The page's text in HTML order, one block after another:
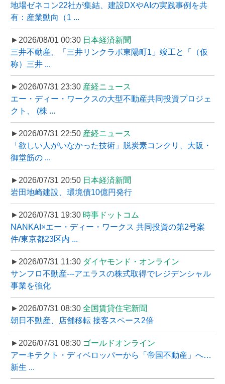
地場ゼネコン22社が集結、建設DXやAIの実践事例を共
有：産業動向（1 ...
►2026/08/01 00:30 日本経済新聞
三井不動産、「三井リンクラボ東陽町1」竣工と「（仮
称）三井 ...
►2026/07/31 23:30 産経ニュース
エー・ディー・ワークスの大型不動産共同投資プロジェ
クト、 (株 ...
►2026/07/31 22:50 産経ニュース
「欲しい人がいなかった技術」脱炭素コンクリ、大阪・
御堂筋の ...
►2026/07/31 20:50 日本経済新聞
岩田地崎建設、環境債10億円発行
►2026/07/31 19:30 時事ドットコム
NANKAI×エー・ディー・ワークス 共同投資の第2号案
件/東京都23区内 ...
►2026/07/31 11:30 ダイヤモンド・オンライン
サンフロ不動産---アエラスの株式取得でレジデンシャル
事業を強化
►2026/07/31 08:30 全国賃貸住宅新聞
朝日不動産、店舗移転 接客スペース2倍
►2026/07/31 08:30 ゴールドオンライン
アーキテクト・ディベロッパーから「帝国不動産」へ…
新生 ...